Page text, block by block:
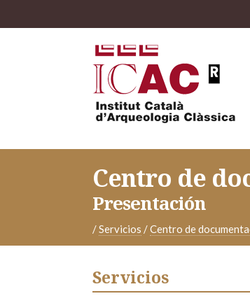
Centro de
Presentación
/Servicios /Centro de
Servicios